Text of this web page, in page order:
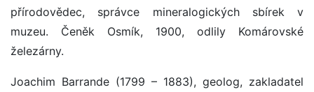
přírodovědec, správce mineralogických sbírek v
muzeu. Čeněk Osmík, 1900, odlily Komárovské
železárny.
Joachim Barrande (1799 – 1883), geolog, zakladatel